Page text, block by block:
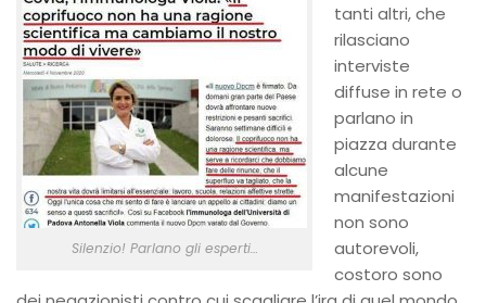
Silenzio! Parlano gli esperti…
tanti altri, che
rilasciano
interviste
diffuse in rete o
parlano in
piazza durante
alcune
manifestazioni
non sono
autorevoli,
costoro sono